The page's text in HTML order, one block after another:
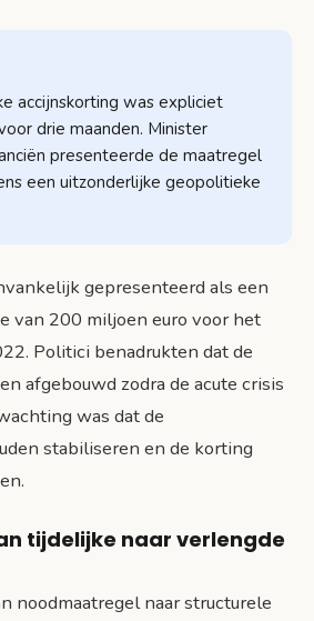
accijnskorting was expliciet
drie maanden. Minister
presenteerde de maatregel
een uitzonderlijke geopolitieke
gepresenteerd als een
van 200 miljoen euro voor het
Politici benadrukten dat de
afgebouwd zodra de acute crisis
was dat de
stabiliseren en de korting
tijdelijke naar verlengde
noodmaatregel naar structurele